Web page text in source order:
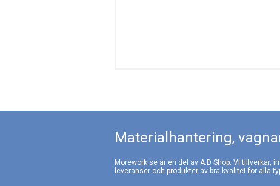
Materialhantering,
Morework.se är en del av A.D Shop. Vi tillverkar,
leveranser och produkter av bra kvalitet för alla